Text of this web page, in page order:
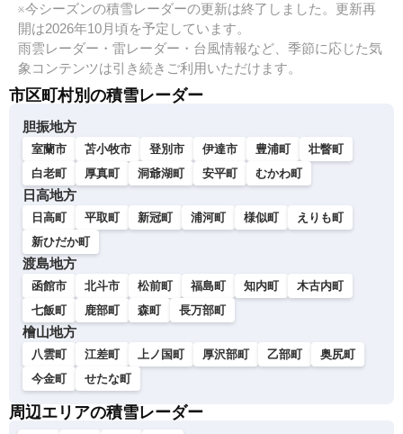
※今シーズンの積雪レーダーの更新は終了しました。更新再
開は2026年10月頃を予定しています。
雨雲レーダー・雷レーダー・台風情報など、季節に応じた気
象コンテンツは引き続きご利用いただけます。
市区町村別の積雪レーダー
胆振地方
室蘭市 苫小牧市 登別市 伊達市 豊浦町
壮瞥町
白老町
厚真町 洞爺湖町 安平町 むかわ町
日高地方
日高町 平取町 新冠町 浦河町 様似町
えりも町
新ひだか町
渡島地方
函館市 北斗市 松前町 福島町 知内町
木古内町
七飯町
鹿部町 森町 長万部町
檜山地方
八雲町 江差町 上ノ国町 厚沢部町 乙部町
奥尻町
今金町
せたな町
周辺エリアの積雪レーダー